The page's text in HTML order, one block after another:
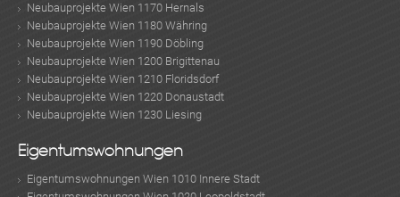
Neubauprojekte Wien 1170 Hernals
Neubauprojekte Wien 1180 Währing
Neubauprojekte Wien 1190 Döbling
Neubauprojekte Wien 1200 Brigittenau
Neubauprojekte Wien 1210 Floridsdorf
Neubauprojekte Wien 1220 Donaustadt
Neubauprojekte Wien 1230 Liesing
Eigentumswohnungen
Eigentumswohnungen Wien 1010 Innere Stadt